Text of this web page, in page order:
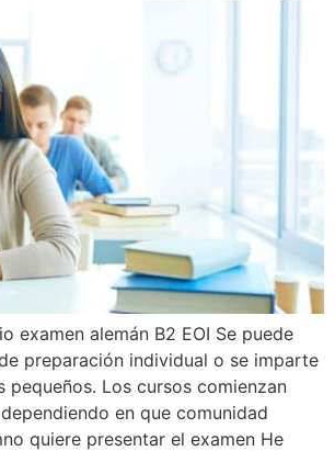
examen alemán B2 EOI Se puede
preparación individual o se imparte
pequeños. Los cursos comienzan
en que comunidad
quiere presentar el examen He